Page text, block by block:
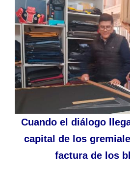
Cuando el diálogo
capital de los
factura de los